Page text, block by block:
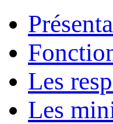
Les
Les